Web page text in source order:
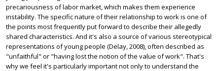
precariousness of labor market, which makes them experience
instability. The specific nature of their relationship to work is one of
the points most frequently put forward to describe their allegedly
shared characteristics. And it's also a source of various stereotypical
representations of young people (Delay, 2008), often described as
"unfaithful" or "having lost the notion of the value of work". That's
why we feel it's particularly important not only to understand the